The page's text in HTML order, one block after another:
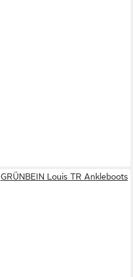
GRÜNBEIN Louis TR Ankleboots